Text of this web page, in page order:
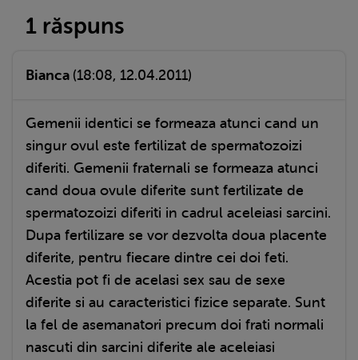
1 răspuns
Bianca (18:08, 12.04.2011)
Gemenii identici se formeaza atunci cand un
singur ovul este fertilizat de spermatozoizi
diferiti. Gemenii fraternali se formeaza atunci
cand doua ovule diferite sunt fertilizate de
spermatozoizi diferiti in cadrul aceleiasi sarcini.
Dupa fertilizare se vor dezvolta doua placente
diferite, pentru fiecare dintre cei doi feti.
Acestia pot fi de acelasi sex sau de sexe
diferite si au caracteristici fizice separate. Sunt
la fel de asemanatori precum doi frati normali
nascuti din sarcini diferite ale aceleiasi